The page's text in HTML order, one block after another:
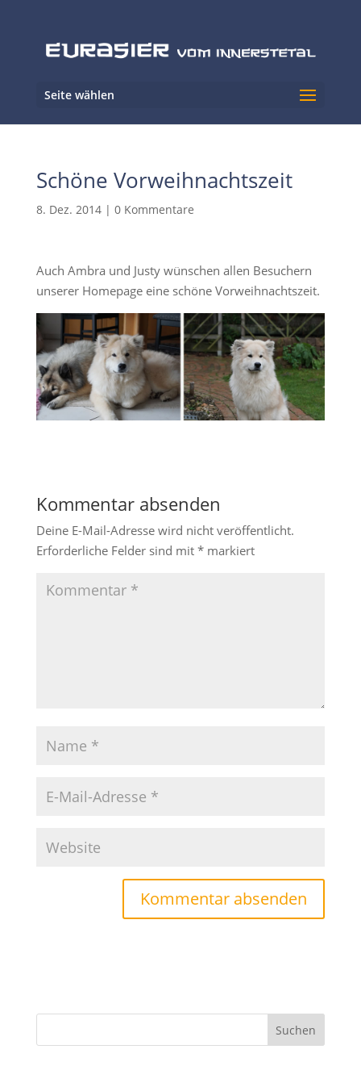
Seite wählen
Schöne Vorweihnachtszeit
8. Dez. 2014| 0 Kommentare
Auch Ambra und Justy wünschen allen Besuchern
unserer Homepage eine schöne Vorweihnachtszeit.
Kommentar absenden
Deine E-Mail-Adresse wird nicht veröffentlicht.
Erforderliche Felder sind mit *markiert